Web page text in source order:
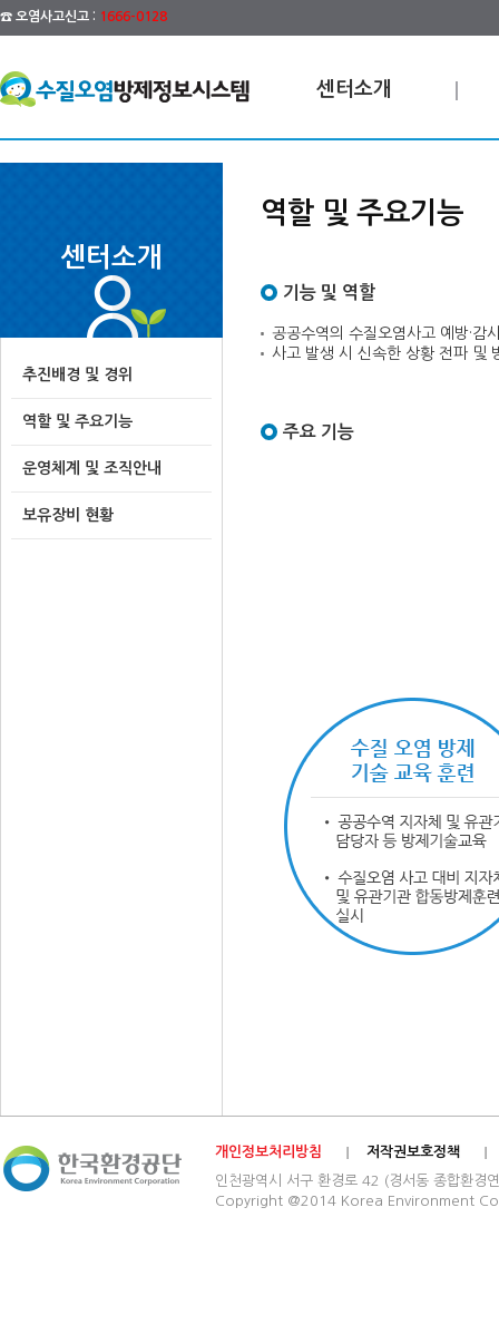
☎ 오염사고신고 : 1666-0128
센터소개
센터소개
추진배경 및 경위
역할 및 주요기능
운영체계 및 조직안내
보유장비 현황
역할 및 주요기능
기능 및 역할
공공수역의 수질오염사고 예방·감
사고 발생 시 신속한 상황 전파 및
주요 기능
개인정보처리방침
저작권보호정책
인천광역시 서구 환경로 42 (경서동 종합
Copyright @2014 Korea Environment